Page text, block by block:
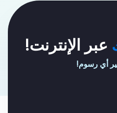
الإنترنت!
أي رسوم!